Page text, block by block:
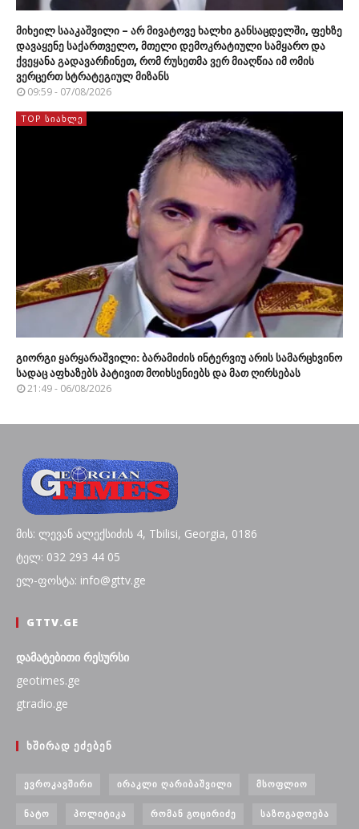
მიხეილ სააკაშვილი – არ მივატოვე ხალხი განსაცდელში, ფეხზე
დავაყენე საქართველო, მთელი დემოკრატიული სამყარო და
ქვეყანა გადავარჩინეთ, რომ რუსეთმა ვერ მიაღწია იმ ომის
ვერცერთ სტრატეგიულ მიზანს
09:59 - 07/08/2026
TOP ᲡᲘᲐᲮᲚᲔ
გიორგი ყარყარაშვილი: ბარამიძის ინტერვიუ არის სამარცხვინო
სადაც აფხაზებს პატივით მოიხსენიებს და მათ ღირსებას
21:49 - 06/08/2026
მის: ლევან ალექსიძის 4, Tbilisi, Georgia, 0186
ტელ: 032 293 44 05
ელ-ფოსტა: info@gttv.ge
GTTV.GE
დამატებითი რესურსი
geotimes.ge
gtradio.ge
ᲮᲨᲘᲠᲐᲓ ᲔᲫᲔᲑᲔᲜ
ᲔᲕᲠᲝᲙᲐᲕᲨᲘᲠᲘ ᲘᲠᲐᲙᲚᲘ ᲦᲐᲠᲘᲑᲐᲨᲕᲘᲚᲘ ᲛᲡᲝᲤᲚᲘᲝ
ᲜᲐᲢᲝ ᲞᲝᲚᲘᲢᲘᲙᲐ ᲠᲝᲛᲐᲜ ᲒᲝᲪᲘᲠᲘᲫᲔ ᲡᲐᲖᲝᲒᲐᲓᲝᲔᲑᲐ